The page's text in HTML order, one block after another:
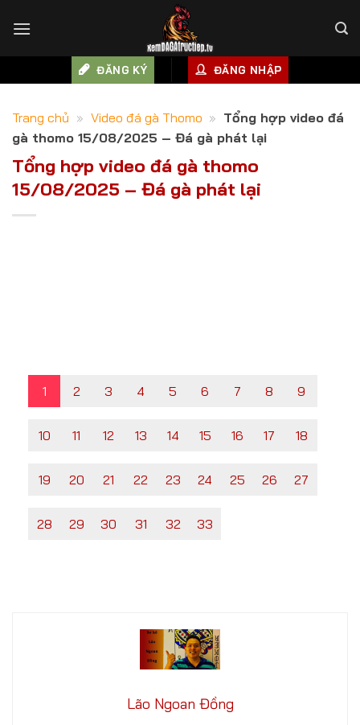
ĐĂNG KÝ ĐĂNG NHẬP
Trang chủ » Video đá gà Thomo » Tổng hợp video đá
gà thomo 15/08/2025 – Đá gà phát lại
Tổng hợp video đá gà thomo
15/08/2025 – Đá gà phát lại
1 2 3 4 5 6 7 8 9
10 11 12 13 14 15 16 17 18
19 20 21 22 23 24 25 26 27
28 29 30 31 32 33
Lão Ngoan Đồng